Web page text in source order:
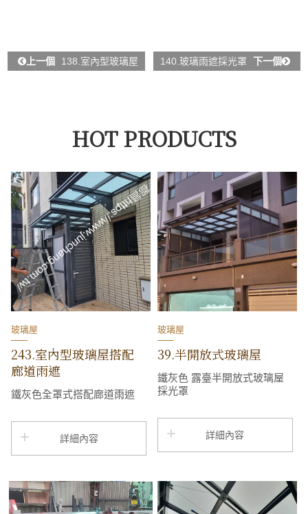
上一個 138.室內型玻璃屋 140.玻璃雨遮採光罩 下一個
HOT PRODUCTS
玻璃屋
243.室內型玻璃屋搭配
廊道雨遮
鐵灰色全罩式搭配廊道雨遮
詳細內容
玻璃屋
39.半開放式玻璃屋
鐵灰色 露臺半開放式玻璃屋
採光罩
詳細內容